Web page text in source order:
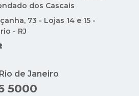
dos Cascais
73 - Lojas 14 e 15 -
- RJ
de Janeiro
5000